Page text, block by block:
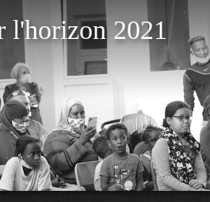
l'horizon 2021